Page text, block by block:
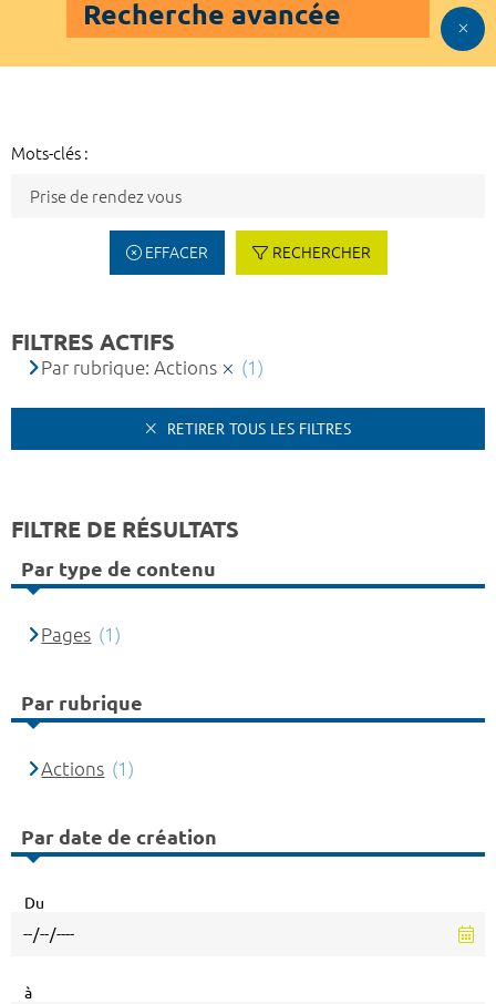
Recherche avancée
Mots-clés :
EFFACER RECHERCHER
FILTRES ACTIFS
Par rubrique: Actions (1)
RETIRER TOUS LES FILTRES
FILTRE DE RÉSULTATS
Par type de contenu
Pages (1)
Par rubrique
Actions (1)
Par date de création
Du
à